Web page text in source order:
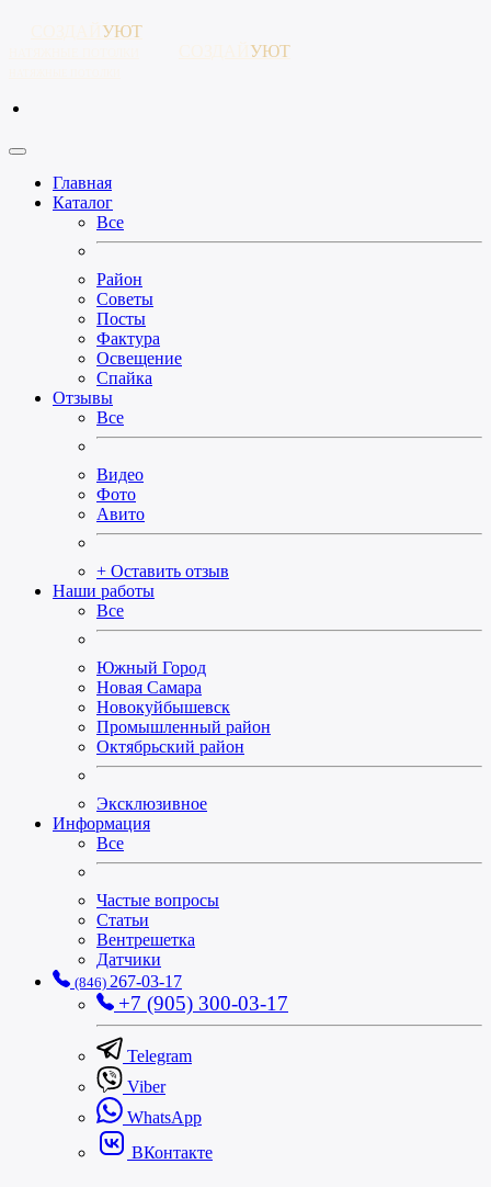
УЮТ
УЮТ
Главная
Каталог
Все
Район
Советы
Посты
Фактура
Освещение
Спайка
Отзывы
Все
Видео
Фото
Авито
+ Оставить отзыв
Наши работы
Все
Южный Город
Новая Самара
Новокуйбышевск
Промышленный район
Октябрьский район
Эксклюзивное
Информация
Все
Частые вопросы
Статьи
Вентрешетка
Датчики
(846) 267-03-17
+7 (905) 300-03-17
Telegram
Viber
WhatsApp
ВКонтакте